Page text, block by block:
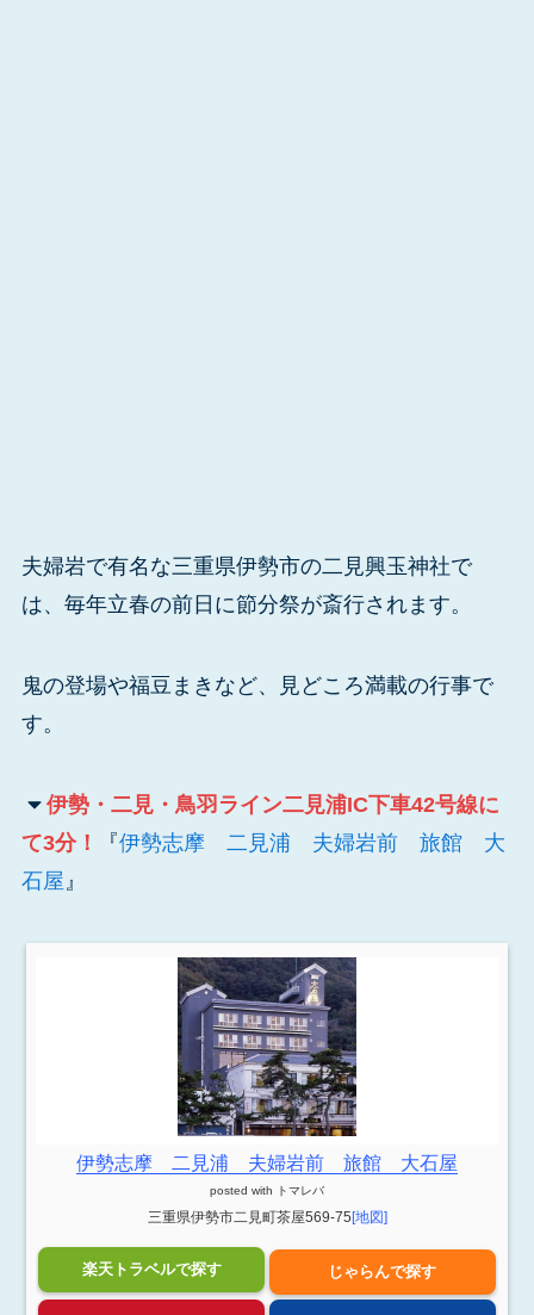
夫婦岩で有名な三重県伊勢市の二見興玉神社で
は、毎年立春の前日に節分祭が斎行されます。
鬼の登場や福豆まきなど、見どころ満載の行事で
す。
伊勢・二見・鳥羽ライン二見浦IC下車42号線に
て3分！
『伊勢志摩 二見浦 夫婦岩前 旅館 大
石屋 』
伊勢志摩 二見浦 夫婦岩前 旅館 大石屋
posted with トマレバ
三重県伊勢市二見町茶屋569-75[地図]
楽天トラベルで探す じゃらんで探す